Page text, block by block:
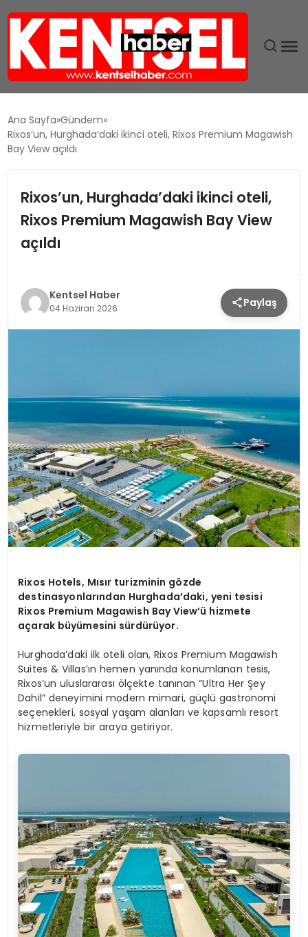
GÜNDEM
EĞITIM
TEKNOLOJI
MAGAZIN
KÜLTÜR & SANAT
SAĞLIK
Ana Sayfa Gündem
Rixos’un, Hurghada’daki ikinci oteli, Rixos Premium Magawish
Bay View açıldı
Rixos’un, Hurghada’daki ikinci oteli,
Rixos Premium Magawish Bay View
açıldı
Kentsel Haber
04 Haziran 2026 Paylaş
Rixos Hotels, Mısır turizminin gözde
destinasyonlarından Hurghada’daki, yeni tesisi
Rixos Premium Magawish Bay View’ü hizmete
açarak büyümesini sürdürüyor.
Hurghada’daki ilk oteli olan, Rixos Premium Magawish
Suites & Villas’ın hemen yanında konumlanan tesis,
Rixos’un uluslararası ölçekte tanınan “Ultra Her Şey
Dahil” deneyimini modern mimari, güçlü gastronomi
seçenekleri, sosyal yaşam alanları ve kapsamlı resort
hizmetleriyle bir araya getiriyor.